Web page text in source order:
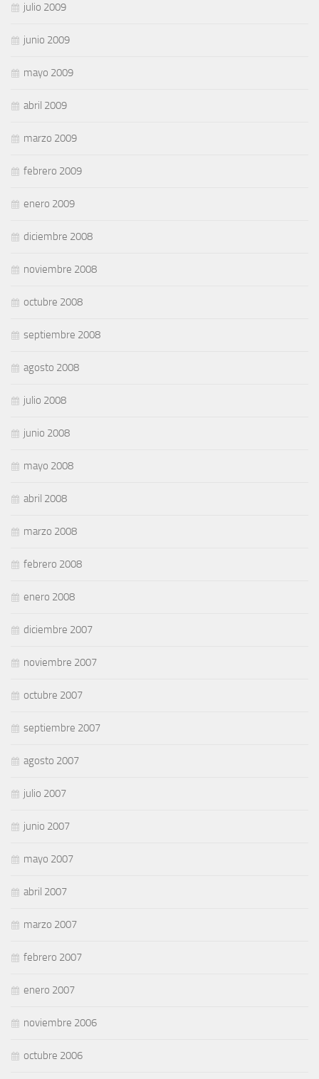
julio 2009
junio 2009
mayo 2009
abril 2009
marzo 2009
febrero 2009
enero 2009
diciembre 2008
noviembre 2008
octubre 2008
septiembre 2008
agosto 2008
julio 2008
junio 2008
mayo 2008
abril 2008
marzo 2008
febrero 2008
enero 2008
diciembre 2007
noviembre 2007
octubre 2007
septiembre 2007
agosto 2007
julio 2007
junio 2007
mayo 2007
abril 2007
marzo 2007
febrero 2007
enero 2007
noviembre 2006
octubre 2006